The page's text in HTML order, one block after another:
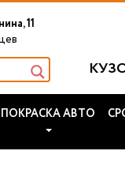
11
ПОКРАСКА АВТО